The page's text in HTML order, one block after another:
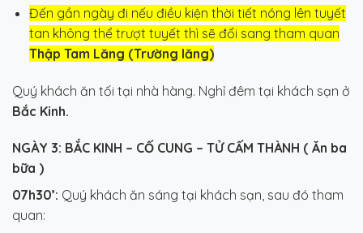
Đến gần ngày đi nếu điều kiện thời tiết nóng lên tuyết
tan không thể trượt tuyết thì sẽ đổi sang tham quan
Thập Tam Lăng (Trường lăng)
Quý khách ăn tối tại nhà hàng. Nghỉ đêm tại khách sạn ở
Bắc Kinh.
NGÀY 3: BẮC KINH – CỐ CUNG – TỬ CẤM THÀNH ( Ăn ba
bữa )
07h30’: Quý khách ăn sáng tại khách sạn, sau đó tham
quan: